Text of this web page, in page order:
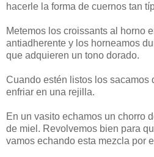
hacerle la forma de cuernos tan
Metemos los croissants al horno
antiadherente y los horneamos
que adquieren un tono dorado.
Cuando estén listos los sacamos
enfriar en una rejilla.
En un vasito echamos un chorro
de miel. Revolvemos bien para
vamos echando esta mezcla por